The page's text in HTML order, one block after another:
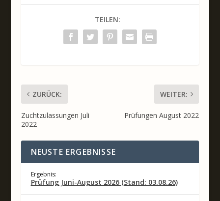
TEILEN:
ZURÜCK:
Zuchtzulassungen Juli
2022
WEITER:
Prüfungen August 2022
NEUSTE ERGEBNISSE
Ergebnis:
Prüfung Juni-August 2026 (Stand: 03.08.26)